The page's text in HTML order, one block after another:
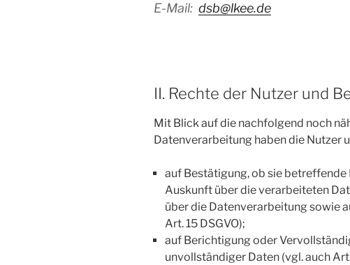
E-Mail: dsb@lkee.de
II. Rechte der Nutzer und
Mit Blick auf die nachfolgend noch
Datenverarbeitung haben die Nutzer
auf Bestätigung, ob sie
Auskunft über die verarbeiteten
über die Datenverarbeitung sowie
Art. 15 DSGVO);
auf Berichtigung oder
unvollständiger Daten (vgl. auch